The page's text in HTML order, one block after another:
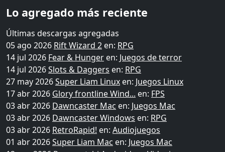
Lo agregado más reciente
Últimas descargas agregadas
05 ago 2026 Rift Wizard 2 en: RPG
14 jul 2026 Fear & Hunger en: Juegos de terror
14 jul 2026Slots & Daggers en: RPG
27 may 2026Super Liam Linux en: Juegos Linux
17 abr 2026 Glory frontline Wind... en: FPS
03 abr 2026 Dawncaster Mac en: Juegos Mac
03 abr 2026 Dawncaster Windows en: RPG
03 abr 2026 RetroRapid! en: Audiojuegos
01 abr 2026Super Liam Mac en: Juegos Mac